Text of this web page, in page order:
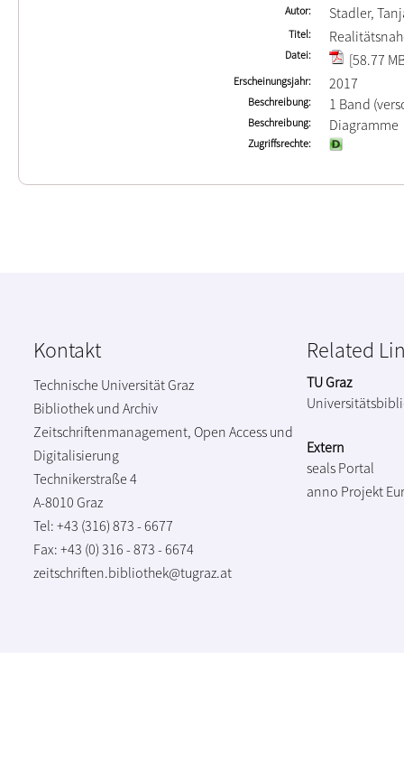
Autor Stadler,
Titel
Datei [58.77
Erscheinungsjahr 2017
Beschreibung 1 Band
Beschreibung Diagramme
Zugriffsrechte
Kontakt
Technische Universität Graz
Bibliothek und Archiv
Zeitschriftenmanagement, Open Access und
Digitalisierung
Technikerstraße 4
A-8010 Graz
Tel: +43 (316) 873 - 6677
Fax: +43 (0) 316 - 873 - 6674
zeitschriften.bibliothek@tugraz.at
Related
TU Graz
Extern
seals Portal
anno Projekt